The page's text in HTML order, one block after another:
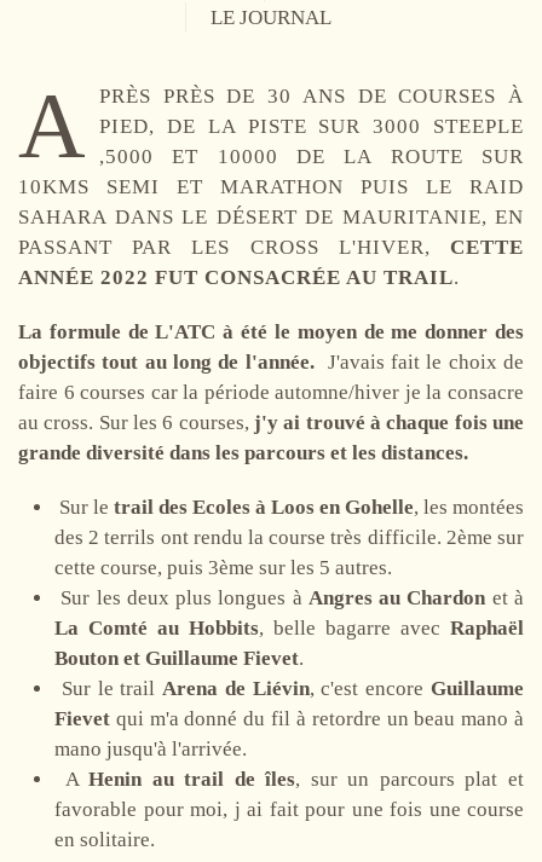
LE JOURNAL
A
PRÈS PRÈS DE 30 ANS DE COURSES À
PIED, DE LA PISTE SUR 3000 STEEPLE
,5000 ET 10000 DE LA ROUTE SUR
10KMS SEMI ET MARATHON PUIS LE RAID
SAHARA DANS LE DÉSERT DE MAURITANIE, EN
PASSANT PAR LES CROSS L'HIVER, CETTE
ANNÉE 2022 FUT CONSACRÉE AU TRAIL.
La formule de L'ATC à été le moyen de me donner des
objectifs tout au long de l'année.J'avais fait le choix de
faire 6 courses car la période automne/hiver je la consacre
au cross. Sur les 6 courses, j'y ai trouvé à chaque fois une
grande diversité dans les parcours et les distances.
Sur le trail des Ecoles à Loos en Gohelle, les montées
des 2 terrils ont rendu la course très difficile. 2ème sur
cette course, puis 3ème sur les 5 autres.
Sur les deux plus longues à Angres au Chardon et à
La Comté au Hobbits, belle bagarre avec Raphaël
Bouton et Guillaume Fievet.
Sur le trailArena de Liévin, c'est encoreGuillaume
Fievet qui m'a donné du fil à retordre un beau mano à
mano jusqu'à l'arrivée.
AHenin au trail de îles, sur un parcours plat et
favorable pour moi, j ai fait pour une fois une course
en solitaire.